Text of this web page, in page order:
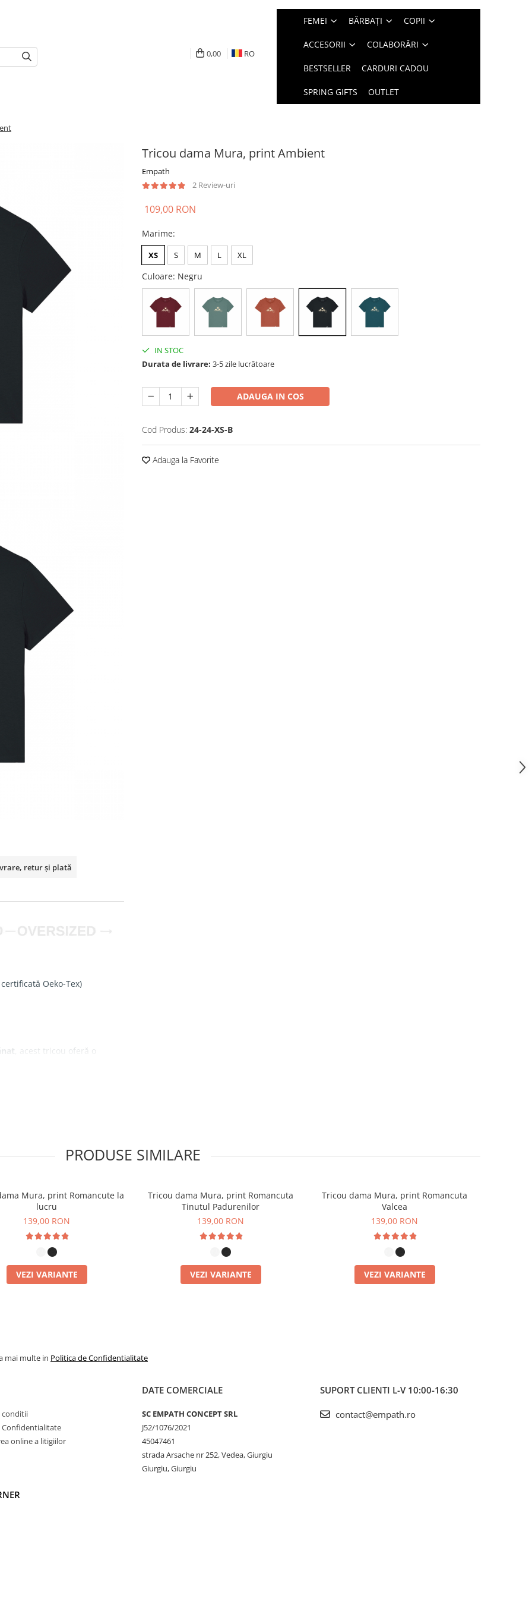
0,00 RO
FEMEI BĂRBAȚI COPII
ACCESORII COLABORĂRI
BESTSELLER CARDURI CADOU
SPRING GIFTS OUTLET
Tricou dama Mura, print Ambient
Empath
2 Review-uri
109,00 RON
Marime:
XS S M L XL
Culoare: Negru
IN STOC
Durata de livrare: 3-5 zile lucrătoare
ADAUGA IN COS
Cod Produs: 24-24-XS-B
Adauga la Favorite
retur și plată
Oeko-Tex)
, acest tricou oferă o
Diferențele Care
de cultivare fără
intacte, rezultând un
ideal chiar și pentru
cu mai puține
mai rezistentă.
mai bună circulație a
cu bumbacul
corpului, prevenind
fertilizatori sintetici
mult, necesită cu până la
de bumbacul
substanțe toxice, ceea ce
iritant, fiind o alegere
sustenabil.
premium pentru
PRODUSE SIMILARE
Mura, print Romancute la
lucru
139,00 RON
VEZI VARIANTE
Tricou dama Mura, print Romancuta
Tinutul Padurenilor
139,00 RON
VEZI VARIANTE
Tricou dama Mura, print Romancuta
Valcea
139,00 RON
VEZI VARIANTE
mai multe in Politica de Confidentialitate
conditii
Confidentialitate
online a litigiilor
DATE COMERCIALE
SC EMPATH CONCEPT SRL
J52/1076/2021
45047461
strada Arsache nr 252, Vedea, Giurgiu
Giurgiu, Giurgiu
SUPORT CLIENTI L-V 10:00-16:30
contact@empath.ro